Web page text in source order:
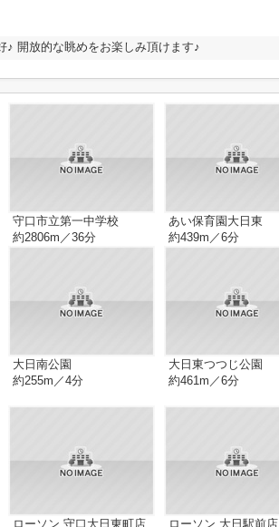
♪ 開放的な眺めをお楽しみ頂けます♪
守口市立第一中学校
約2806m／36分
あい保育園大日東
約439m／6分
大日南公園
約255m／4分
大日東つつじ公園
約461m／6分
ローソン 守口大日東町店
ローソン 大日駅前店